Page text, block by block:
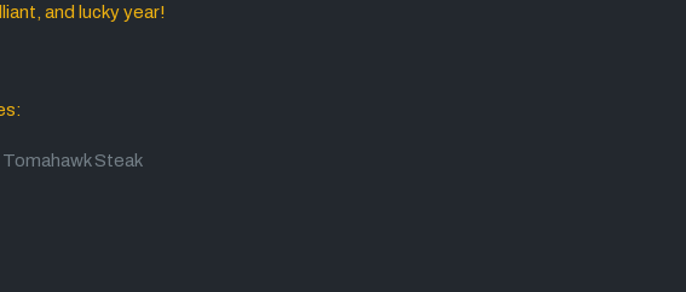
and lucky year!
Steak